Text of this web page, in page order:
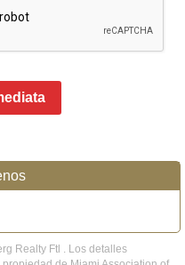
Realty Ftl . Los detalles